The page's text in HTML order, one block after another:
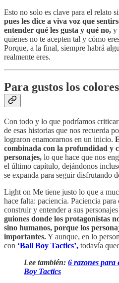
Esto no solo es clave para el relato
pues les dice a viva voz que
entender qué les gusta y qué no, y
quienes no te acepten tal y cómo
Porque, a la final, siempre habrá
realmente eres.
Para gustos los colores
Con todo y lo que podríamos
de esas historias que nos recuerda
lograron enamorarnos en un inicio.
combinada con la profundidad y
personajes, lo que hace que nos
el último capítulo, dejándonos
se expanda para seguir disfrutando
Light on Me tiene justo lo que a
hace falta: paciencia. Paciencia
construir y entender a sus
guiones donde los protagonistas
sino humanos, porque los
importantes.Y aunque, en lo
con ‘Ball Boy Tactics’, todavía
Lee también: 6 razones
Boy Tactics